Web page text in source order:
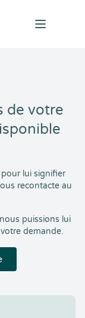
Open
de votre
lui signifier
recontacte au
puissions lui
demande.